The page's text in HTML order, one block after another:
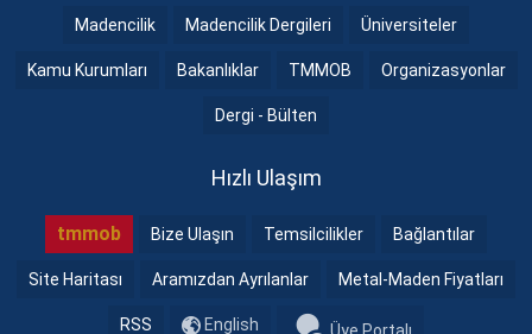
Madencilik Madencilik Dergileri Üniversiteler
Kamu Kurumları Bakanlıklar TMMOB Organizasyonlar
Dergi - Bülten
Hızlı Ulaşım
tmmob Bize Ulaşın Temsilcilikler Bağlantılar
Site Haritası Aramızdan Ayrılanlar Metal-Maden Fiyatları
RSS English Üye Portalı